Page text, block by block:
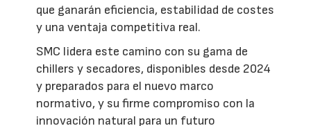
que ganarán eficiencia, estabilidad de costes
y una ventaja competitiva real.
SMC lidera este camino con su gama de
chillers y secadores, disponibles desde 2024
y preparados para el nuevo marco
normativo, y su firme compromiso con la
innovación natural para un futuro